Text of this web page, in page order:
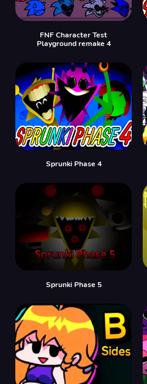
FNF Character Test
Playground remake 4
Sprunki Phase 4
Sprunki Phase 5